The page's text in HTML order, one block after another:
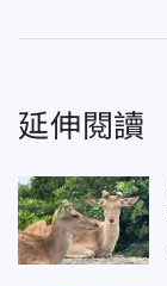
延伸閱讀